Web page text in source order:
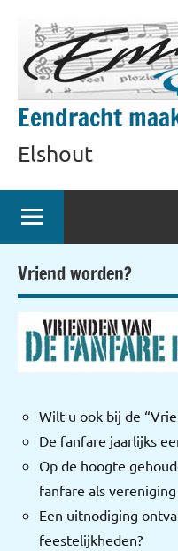
inhoud
springen
Eendracht
Elshout
Vriend worden?
Wilt u ook bij de
De fanfare jaarlijks
Op de hoogte
fanfare als
Een uitnodiging
feestelijkheden?